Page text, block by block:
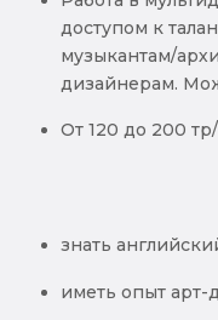
доступом к
музыкантам/
дизайнерам.
От 120 до 200
знать
иметь опыт